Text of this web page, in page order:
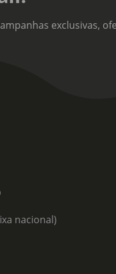
exclusivas,
nacional)